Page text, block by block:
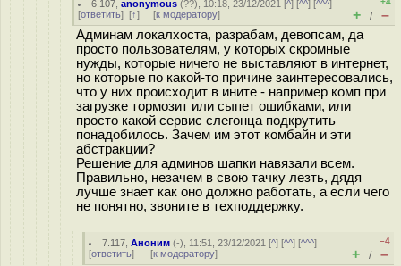
6.107 ,anonymous (??), 10:18, 23/12/2021 [^] [^^] [^^^]
[ответить] [↑] [к модератору] + / –
Админам локалхоста, разрабам, девопсам, да
просто пользователям, у которых скромные
нужды, которые ничего не выставляют в интернет,
но которые по какой-то причине заинтересовались,
что у них происходит в ините - например комп при
загрузке тормозит или сыпет ошибками, или
просто какой сервис слегонца подкрутить
понадобилось. Зачем им этот комбайн и эти
абстракции?
Решение для админов шапки навязали всем.
Правильно, незачем в свою тачку лезть, дядя
лучше знает как оно должно работать, а если чего
не понятно, звоните в техподдержку.
7.117 ,Аноним (-), 11:51, 23/12/2021 [^] [^^] [^^^]
[ответить] [к модератору]
–4
+ / –